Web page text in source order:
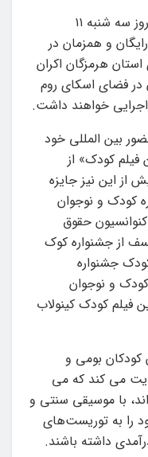
این فیلم، در هفته ملی خلیج فارس روز سه شنبه ۱۱
به صورت رایگان و همزمان در
هرمزگان اکران
در فضای اسکای روم
اجرایی خواهند داشت.
بین المللی خود
فیلم کودک» از
از این نیز جایزه
کودک و نوجوان
کنوانسیون حقوق
از جشنواره کوک
کودک جشنواره
فیلم کودک و نوجوان
جایزه بهترین فیلم کودک کینولاب
کودکان بومی و
می کند که می
با موسیقی سنتی و
را به توریست‌های
داشته باشند.